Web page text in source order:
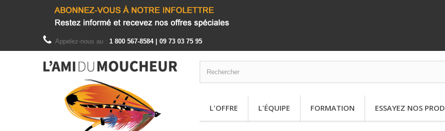
Appelez-nous au : 1 800 567-8584 | 09 73 03 75 95
L'OFFRE L'ÉQUIPE FORMATION ESSAYEZ NOS